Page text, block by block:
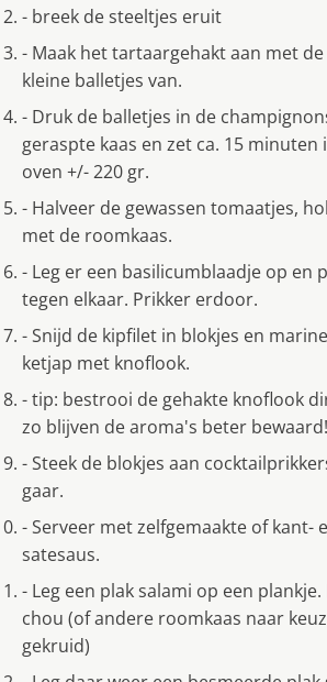
- breek de steeltjes eruit
- Maak het tartaargehakt aan met
kleine balletjes van.
- Druk de balletjes in de
geraspte kaas en zet ca. 15
oven +/- 220 gr.
- Halveer de gewassen tomaatjes,
met de roomkaas.
- Leg er een basilicumblaadje op en
tegen elkaar. Prikker erdoor.
- Snijd de kipfilet in blokjes en
ketjap met knoflook.
- tip: bestrooi de gehakte knoflook
zo blijven de aroma's beter bewaard!
- Steek de blokjes aan
gaar.
- Serveer met zelfgemaakte of kant-
satesaus.
- Leg een plak salami op een
chou (of andere roomkaas naar
gekruid)